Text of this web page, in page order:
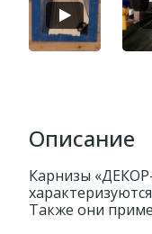
Описание
Карнизы
Также они